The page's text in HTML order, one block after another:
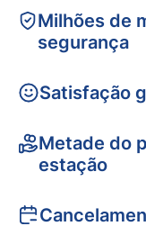
Milhões de
segurança
Satisfação
Metade do
estação